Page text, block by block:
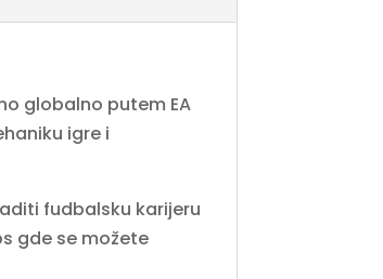
globalno putem EA
igre i
fudbalsku karijeru
gde se možete